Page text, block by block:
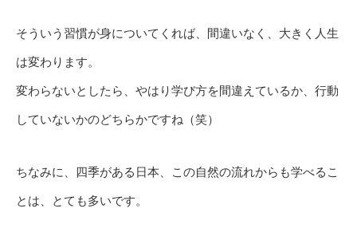
そういう習慣が身についてくれば、間違いなく、大きく人生
は変わります。
変わらないとしたら、やはり学び方を間違えているか、行動
していないかのどちらかですね（笑）
ちなみに、四季がある日本、この自然の流れからも学べるこ
とは、とても多いです。